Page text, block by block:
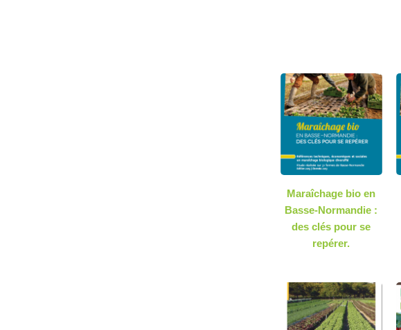
Maraîchage bio en
Basse-Normandie :
des clés pour se
repérer.